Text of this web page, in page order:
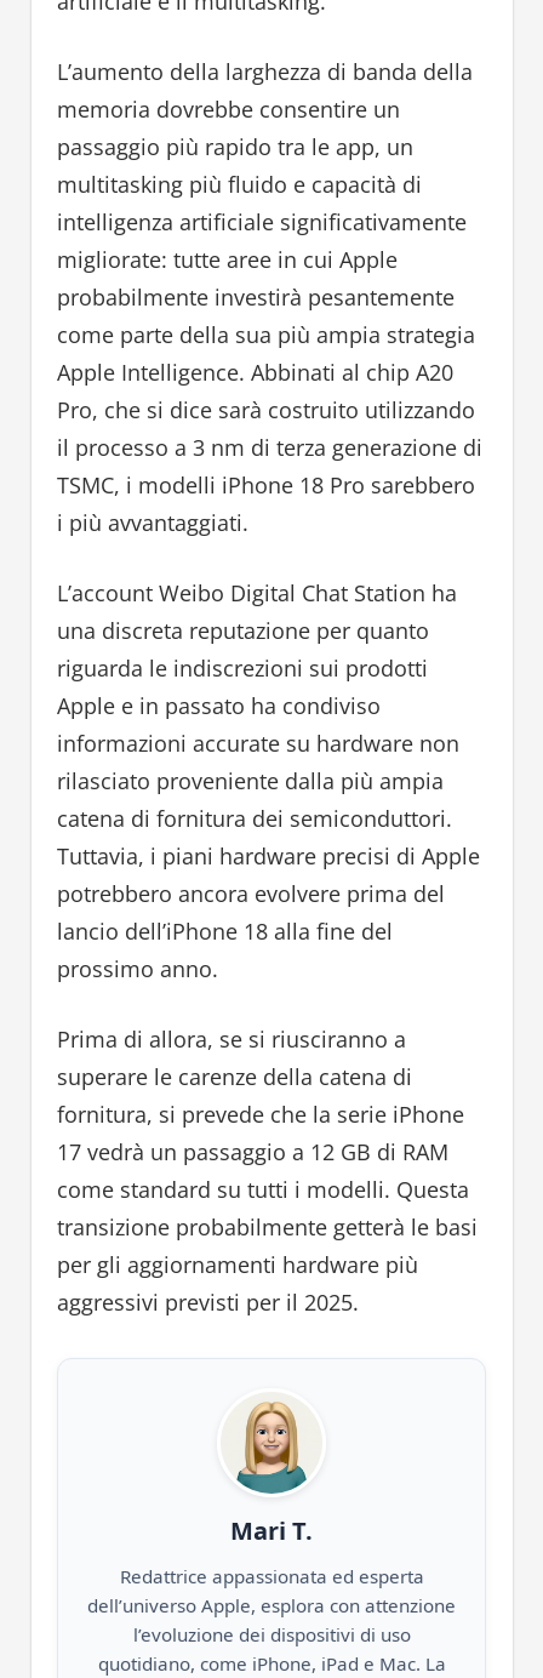
L’aumento della larghezza di banda della
memoria dovrebbe consentire un
passaggio più rapido tra le app, un
multitasking più fluido e capacità di
intelligenza artificiale significativamente
migliorate: tutte aree in cui Apple
probabilmente investirà pesantemente
come parte della sua più ampia strategia
Apple Intelligence. Abbinati al chip A20
Pro, che si dice sarà costruito utilizzando
il processo a 3 nm di terza generazione di
TSMC, i modelli iPhone 18 Pro sarebbero
i più avvantaggiati.
L’account Weibo Digital Chat Station ha
una discreta reputazione per quanto
riguarda le indiscrezioni sui prodotti
Apple e in passato ha condiviso
informazioni accurate su hardware non
rilasciato proveniente dalla più ampia
catena di fornitura dei semiconduttori.
Tuttavia, i piani hardware precisi di Apple
potrebbero ancora evolvere prima del
lancio dell’iPhone 18 alla fine del
prossimo anno.
Prima di allora, se si riusciranno a
superare le carenze della catena di
fornitura, si prevede che la serie iPhone
17 vedrà un passaggio a 12 GB di RAM
come standard su tutti i modelli. Questa
transizione probabilmente getterà le basi
per gli aggiornamenti hardware più
aggressivi previsti per il 2025.
Mari T.
Redattrice appassionata ed esperta
dell’universo Apple, esplora con attenzione
l’evoluzione dei dispositivi di uso
quotidiano, come iPhone, iPad e Mac. La